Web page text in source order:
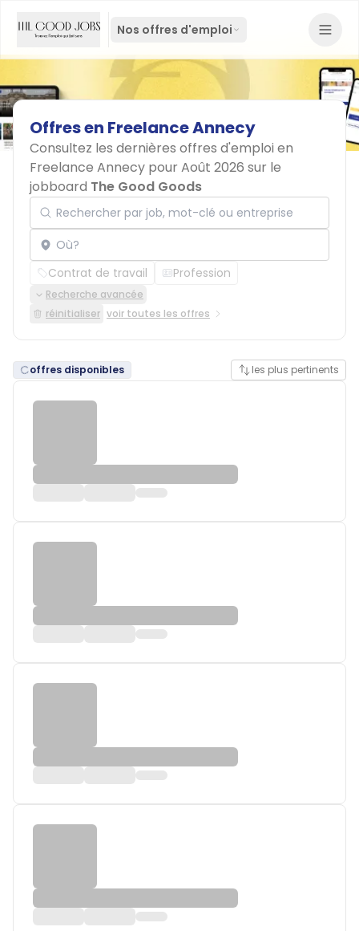
Nos offres d'emploi
Offresen FreelanceAnnecy
Consultez les dernières offres d'emploi en
Freelance Annecy pour Août 2026 sur le
jobboard The Good Goods
Rechercher par job, mot-clé ou entreprise
Localisation
Contrat de travail Profession
Recherche avancée
réinitialiser voir toutes les offres
offres disponibles les plus pertinents